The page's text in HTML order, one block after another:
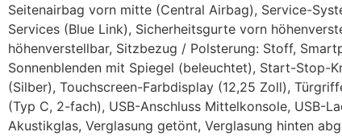
Seitenairbag vorn mitte (Central Airbag), Service-
Services (Blue Link), Sicherheitsgurte vorn
höhenverstellbar, Sitzbezug / Polsterung: Stoff,
Sonnenblenden mit Spiegel (beleuchtet), Start-
(Silber), Touchscreen-Farbdisplay (12,25 Zoll),
(Typ C, 2-fach), USB-Anschluss Mittelkonsole, USB-
Akustikglas, Verglasung getönt, Verglasung hinten